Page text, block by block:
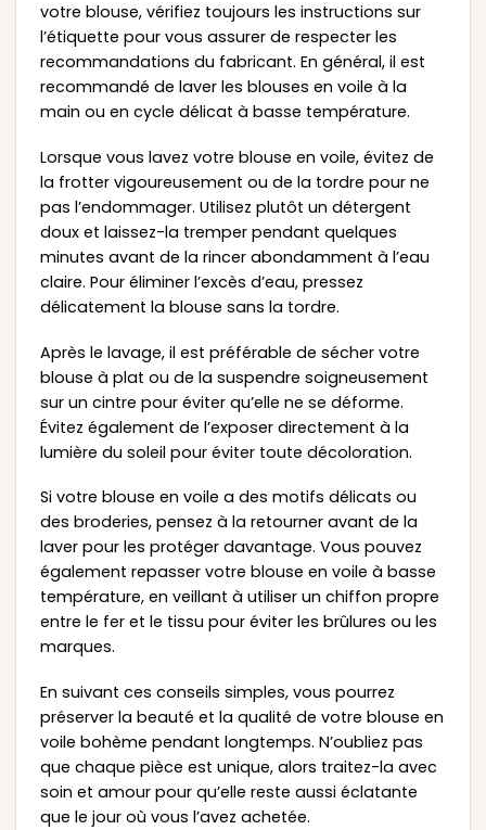
votre blouse, vérifiez toujours les instructions sur
l’étiquette pour vous assurer de respecter les
recommandations du fabricant. En général, il est
recommandé de laver les blouses en voile à la
main ou en cycle délicat à basse température.
Lorsque vous lavez votre blouse en voile, évitez de
la frotter vigoureusement ou de la tordre pour ne
pas l’endommager. Utilisez plutôt un détergent
doux et laissez-la tremper pendant quelques
minutes avant de la rincer abondamment à l’eau
claire. Pour éliminer l’excès d’eau, pressez
délicatement la blouse sans la tordre.
Après le lavage, il est préférable de sécher votre
blouse à plat ou de la suspendre soigneusement
sur un cintre pour éviter qu’elle ne se déforme.
Évitez également de l’exposer directement à la
lumière du soleil pour éviter toute décoloration.
Si votre blouse en voile a des motifs délicats ou
des broderies, pensez à la retourner avant de la
laver pour les protéger davantage. Vous pouvez
également repasser votre blouse en voile à basse
température, en veillant à utiliser un chiffon propre
entre le fer et le tissu pour éviter les brûlures ou les
marques.
En suivant ces conseils simples, vous pourrez
préserver la beauté et la qualité de votre blouse en
voile bohème pendant longtemps. N’oubliez pas
que chaque pièce est unique, alors traitez-la avec
soin et amour pour qu’elle reste aussi éclatante
que le jour où vous l’avez achetée.